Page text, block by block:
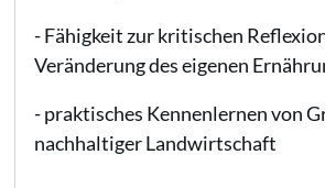
- Fähigkeit zur kritischen
Veränderung des eigenen
- praktisches Kennenlernen von
nachhaltiger Landwirtschaft